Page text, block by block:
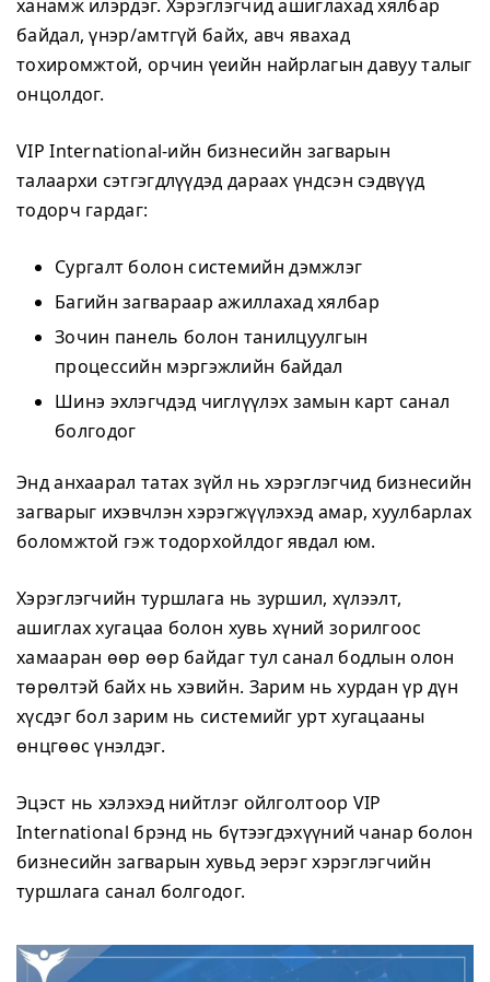
ханамж илэрдэг. Хэрэглэгчид ашиглахад хялбар
байдал, үнэр/амтгүй байх, авч явахад
тохиромжтой, орчин үеийн найрлагын давуу талыг
онцолдог.
VIP International-ийн бизнесийн загварын
талаархи сэтгэгдлүүдэд дараах үндсэн сэдвүүд
тодорч гардаг:
Сургалт болон системийн дэмжлэг
Багийн загвараар ажиллахад хялбар
Зочин панель болон танилцуулгын
процессийн мэргэжлийн байдал
Шинэ эхлэгчдэд чиглүүлэх замын карт санал
болгодог
Энд анхаарал татах зүйл нь хэрэглэгчид бизнесийн
загварыг ихэвчлэн хэрэгжүүлэхэд амар, хуулбарлах
боломжтой гэж тодорхойлдог явдал юм.
Хэрэглэгчийн туршлага нь зуршил, хүлээлт,
ашиглах хугацаа болон хувь хүний зорилгоос
хамааран өөр өөр байдаг тул санал бодлын олон
төрөлтэй байх нь хэвийн. Зарим нь хурдан үр дүн
хүсдэг бол зарим нь системийг урт хугацааны
өнцгөөс үнэлдэг.
Эцэст нь хэлэхэд нийтлэг ойлголтоор VIP
International брэнд нь бүтээгдэхүүний чанар болон
бизнесийн загварын хувьд эерэг хэрэглэгчийн
туршлага санал болгодог.